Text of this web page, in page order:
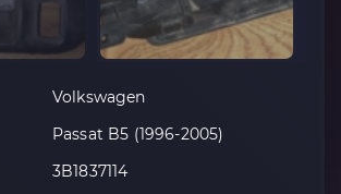
Volkswagen
Passat B5 (1996-2005)
3B1837114